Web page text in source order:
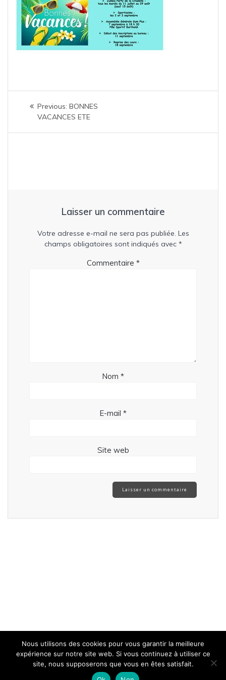
Navigation
Previous: Previous
post:
BONNES
VACANCES ETE
Laisser un commentaire
Votre adresse e-mail ne sera pas publiée. Les
champs obligatoires sont indiqués avec *
Commentaire *
Nom *
E-mail *
Site web
Nous utilisons des cookies pour vous garantir la meilleure
expérience sur notre site web. Si vous continuez à utiliser ce
site, nous supposerons que vous en êtes satisfait.